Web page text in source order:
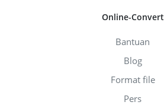
Online-Convert
Bantuan
Blog
Format file
Pers